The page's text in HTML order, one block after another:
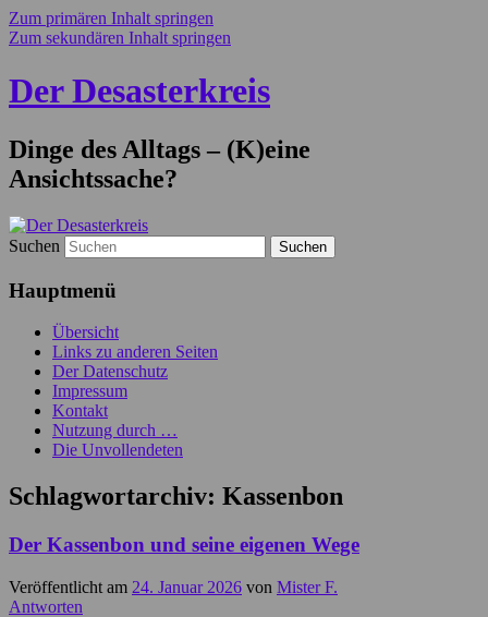
Zum primären Inhalt springen
Zum sekundären Inhalt springen
Der Desasterkreis
Dinge des Alltags – (K)eine
Ansichtssache?
Suchen
Hauptmenü
Übersicht
Links zu anderen Seiten
Der Datenschutz
Impressum
Kontakt
Nutzung durch …
Die Unvollendeten
Schlagwortarchiv: Kassenbon
Der Kassenbon und seine eigenen Wege
Veröffentlicht am 24. Januar 2026 von Mister F.
Antworten